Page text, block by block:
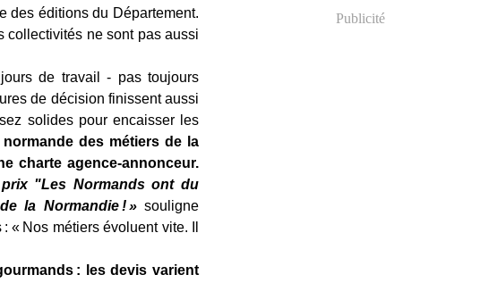
des éditions du Département.
collectivités ne sont pas aussi
de travail - pas toujours
de décision finissent aussi
solides pour encaisser les
des métiers de la
charte agence-annonceur.
"Les Normands ont du
la Normandie ! » souligne
Nos métiers évoluent vite. Il
: les devis varient
Publicité